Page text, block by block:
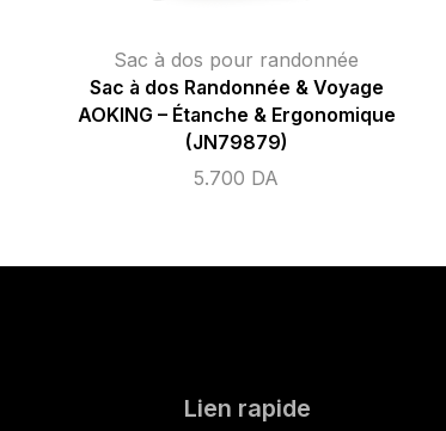
Sac à dos pour randonnée
Sac à dos Randonnée & Voyage
AOKING – Étanche & Ergonomique
(JN79879)
5.700 DA
Lien rapide